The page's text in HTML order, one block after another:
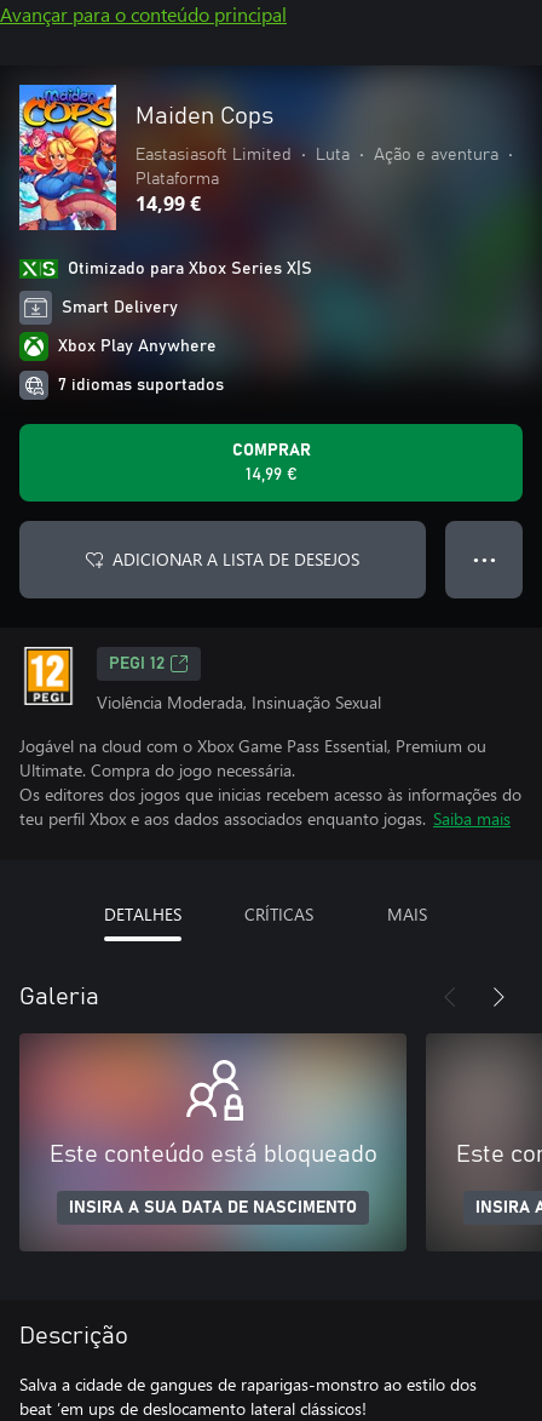
Avançar para o conteúdo principal
Maiden Cops
Eastasiasoft Limited • Luta • Ação e aventura
•
Plataforma
14,99 €
Otimizado para Xbox Series X|S
Smart Delivery
Xbox Play Anywhere
7 idiomas suportados
COMPRAR
14,99 €
ADICIONAR A LISTA DE DESEJOS ● ● ●
PEGI 12
Violência Moderada, Insinuação Sexual
Jogável na cloud com o Xbox Game Pass Essential, Premium ou
Ultimate. Compra do jogo necessária.
Os editores dos jogos que inicias recebem acesso às informações do
teu perfil Xbox e aos dados associados enquanto jogas. Saiba mais
DETALHES CRÍTICAS MAIS
Galeria
Este conteúdo está bloqueado
INSIRA A SUA DATA DE NASCIMENTO
Este
INSIRA
Descrição
Salva a cidade de gangues de raparigas-monstro ao estilo dos
beat ’em ups de deslocamento lateral clássicos!